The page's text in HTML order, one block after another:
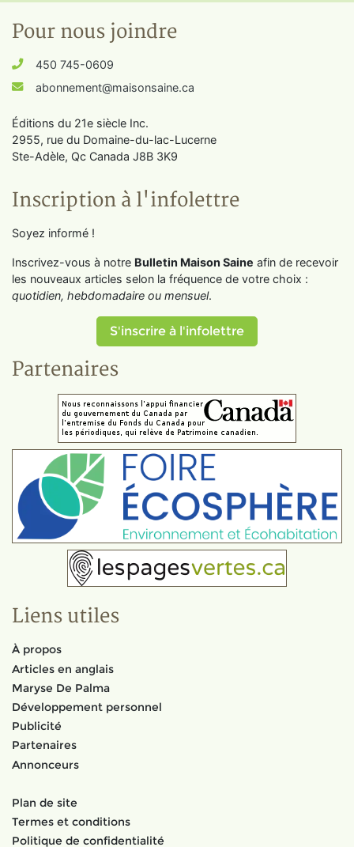
Pour nous joindre
450 745-0609
abonnement@maisonsaine.ca
Éditions du 21e siècle Inc.
2955, rue du Domaine-du-lac-Lucerne
Ste-Adèle, Qc Canada J8B 3K9
Inscription à l'infolettre
Soyez informé !
Inscrivez-vous à notre Bulletin Maison Saine afin de recevoir
les nouveaux articles selon la fréquence de votre choix :
quotidien, hebdomadaire ou mensuel.
S'inscrire à l'infolettre
Partenaires
Liens utiles
À propos
Articles en anglais
Maryse De Palma
Développement personnel
Publicité
Partenaires
Annonceurs
Plan de site
Termes et conditions
Politique de confidentialité